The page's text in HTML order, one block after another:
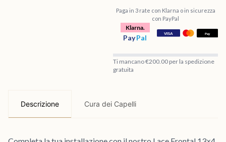
Paga in 3 rate con Klarna o in sicurezza
con PayPal
Klarna.
PayPal
Ti mancano €200.00 per la spedizione
gratuita
Descrizione Cura dei Capelli